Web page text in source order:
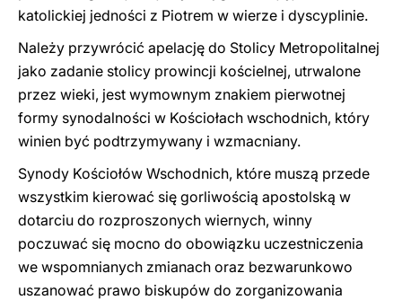
katolickiej jedności z Piotrem w wierze i dyscyplinie.
Należy przywrócić apelację do Stolicy Metropolitalnej
jako zadanie stolicy prowincji kościelnej, utrwalone
przez wieki, jest wymownym znakiem pierwotnej
formy synodalności w Kościołach wschodnich, który
winien być podtrzymywany i wzmacniany.
Synody Kościołów Wschodnich, które muszą przede
wszystkim kierować się gorliwością apostolską w
dotarciu do rozproszonych wiernych, winny
poczuwać się mocno do obowiązku uczestniczenia
we wspomnianych zmianach oraz bezwarunkowo
uszanować prawo biskupów do zorganizowania